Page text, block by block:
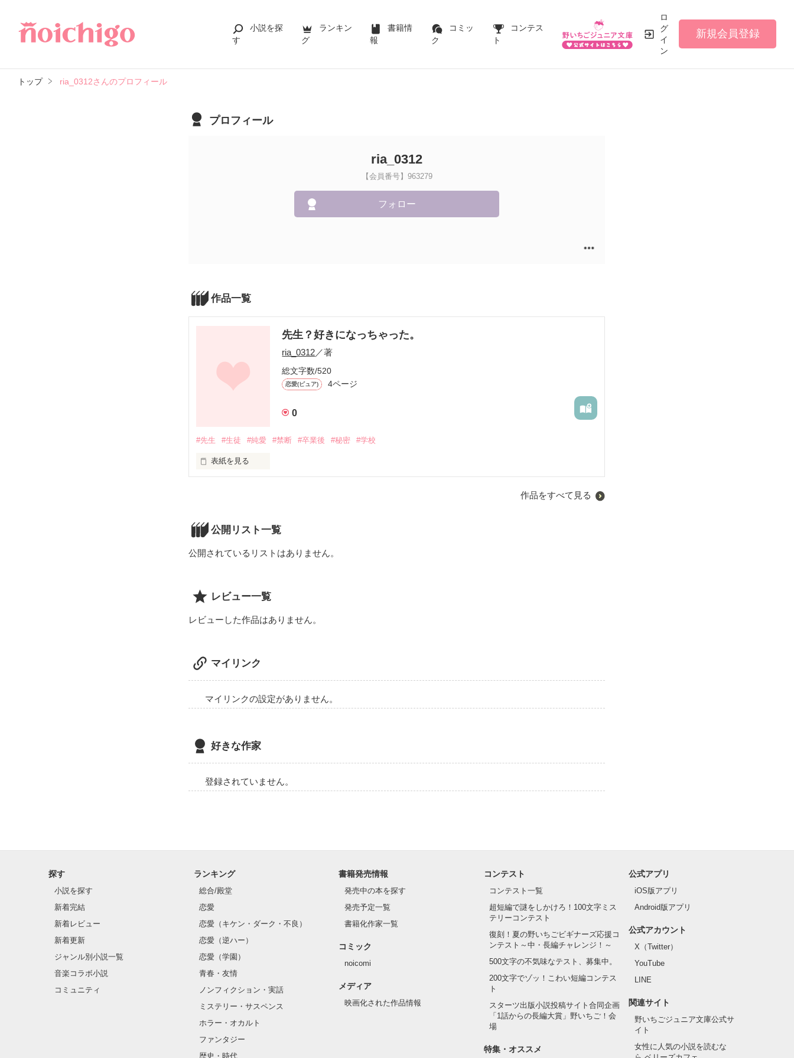
小説を探
す
ランキン
グ
書籍情
報
コミッ
ク
コンテス
ト
ロ
グ
イ
ン
新規会員登録
トップ ria_0312さんのプロフィール
プロフィール
ria_0312
【会員番号】963279
フォロー
作品一覧
先生？好きになっちゃった。
ria_0312／著
総文字数/520
恋愛(ピュア) 4ページ
0
#先生 #生徒 #純愛 #禁断 #卒業後 #秘密 #学校
表紙を見る
佐伯 和也（さえき かずや）
23歳
先生の事好きになって良かった。
映画
「先生、、、好きになってもいいですか？」
と、野いちごがコラボして
初めて書いてみました。
痛いほど気持ちがわかるのでは
チラッとでも見て頂けると
それでは
作品を読む
作品をすべて見る
公開リスト一覧
公開されているリストはありません。
レビュー一覧
レビューした作品はありません。
マイリンク
マイリンクの設定がありません。
好きな作家
登録されていません。
探す
小説を探す
新着完結
新着レビュー
新着更新
ジャンル別小説一覧
音楽コラボ小説
コミュニティ
ランキング
総合/殿堂
恋愛
恋愛（キケン・ダーク・不良）
恋愛（逆ハー）
恋愛（学園）
青春・友情
ノンフィクション・実話
ミステリー・サスペンス
ホラー・オカルト
ファンタジー
歴史・時代
書籍発売情報
発売中の本を探す
発売予定一覧
書籍化作家一覧
コミック
noicomi
メディア
映画化された作品情報
コンテスト
コンテスト一覧
超短編で謎をしかけろ！100文字ミス
テリーコンテスト
復刻！夏の野いちごビギナーズ応援コ
ンテスト～中・長編チャレンジ！～
500文字の不気味なテスト、募集中。
200文字でゾッ！こわい短編コンテス
ト
スターツ出版小説投稿サイト合同企画
「1話からの長編大賞」野いちご！会
場
特集・オススメ
公式アプリ
iOS版アプリ
Android版アプリ
公式アカウント
X（Twitter）
YouTube
LINE
関連サイト
野いちごジュニア文庫公式サ
イト
女性に人気の小説を読むな